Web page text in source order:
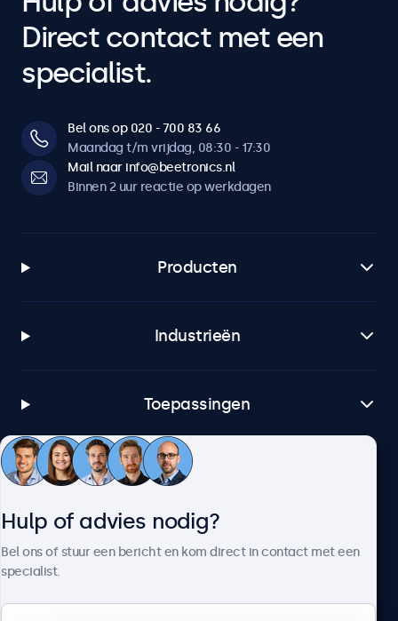
Direct contact met een
specialist.
Bel ons op 020 - 700 83 66
Maandag t/m vrijdag, 08:30 - 17:30
Mail naar info@beetronics.nl
Binnen 2 uur reactie op werkdagen
Producten
Industrieën
Toepassingen
Klantenservice
Hulp of advies nodig?
Bel ons of stuur een bericht en kom direct in contact met een
specialist.